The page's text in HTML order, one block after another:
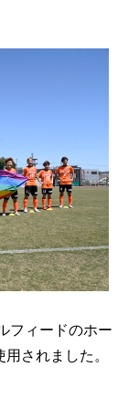
フィードのホー
されました。